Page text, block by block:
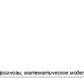
математическое